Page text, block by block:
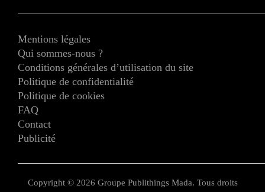
Mentions légales
Qui sommes-nous ?
Conditions générales d’utilisation du site
Politique de confidentialité
Politique de cookies
FAQ
Contact
Publicité
Copyright © 2026 Groupe Publithings Mada. Tous droits